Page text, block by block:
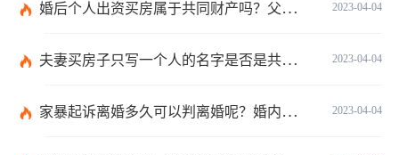
2023-04-04
婚后个人出资买房属于共同财产吗？父母出钱买房登记子女名字是否所有权？
2023-04-04
夫妻买房子只写一个人的名字是否是共同财产？转移共同财产有哪些防止措施？
2023-04-04
家暴起诉离婚多久可以判离婚呢？婚内家暴起诉离婚会判离吗？